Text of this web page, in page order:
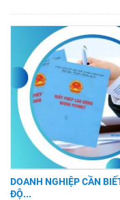
DOANH NGHIỆP CẦN
ĐỘ...